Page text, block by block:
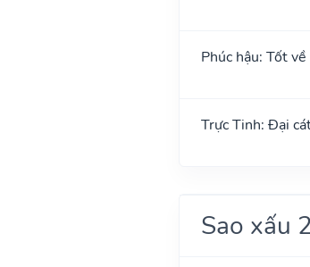
Phúc hậu: Tốt
Trực Tinh: Đại
Sao xấu